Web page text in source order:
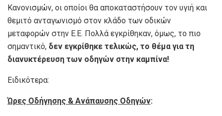
Κανονισμών, οι οποίοι θα αποκαταστήσουν τον υγιή και
θεμιτό ανταγωνισμό στον κλάδο των οδικών
μεταφορών στην Ε.Ε. Πολλά εγκρίθηκαν, όμως, το πιο
σημαντικό, δεν εγκρίθηκε τελικώς, το θέμα για τη
διανυκτέρευση των οδηγών στην καμπίνα!
Ειδικότερα:
Ώρες Οδήγησης & Ανάπαυσης Οδηγών: